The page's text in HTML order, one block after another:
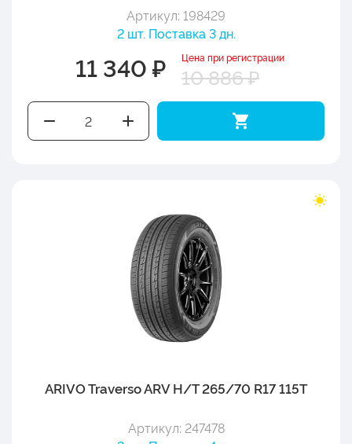
Артикул: 198429
2 шт. Поставка 3 дн.
11 340 ₽ Цена при регистрации
10 886 ₽
ARIVO Traverso ARV H/T 265/70 R17 115T
Артикул: 247478